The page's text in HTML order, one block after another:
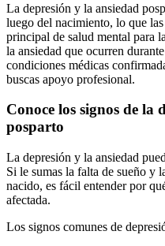
La depresión y la ansiedad
luego del nacimiento, lo que
principal de salud mental para
la ansiedad que ocurren
condiciones médicas
buscas apoyo profesional.
Conoce los signos de la
posparto
La depresión y la ansiedad
Si le sumas la falta de sueño y
nacido, es fácil entender por
afectada.
Los signos comunes de